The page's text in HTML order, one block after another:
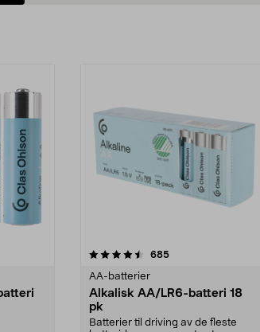
685anmeldelser
AA-batterier
Alkalisk AA/LR6-batteri 18
pk
Batterier til driving av de fleste